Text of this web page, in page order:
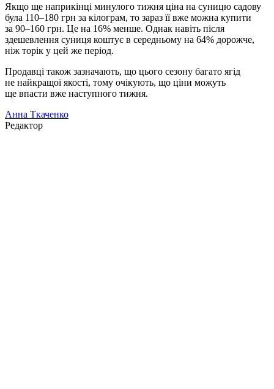
Якщо ще наприкінці минулого тижня ціна на суницю садову
була 110–180 грн за кілограм, то зараз її вже можна купити
за 90–160 грн. Це на 16% менше. Однак навіть після
здешевлення суниця коштує в середньому на 64% дорожче,
ніж торік у цей же період.
Продавці також зазначають, що цього сезону багато ягід
не найкращої якості, тому очікують, що ціни можуть
ще впасти вже наступного тижня.
Анна Ткаченко
Редактор